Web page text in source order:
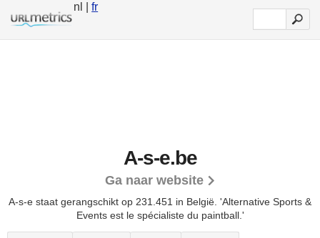
nl |fr
A-s-e.be
Ga naar website
A-s-e staat gerangschikt op 231.451 in België. 'Alternative Sports &
Events est le spécialiste du paintball.'